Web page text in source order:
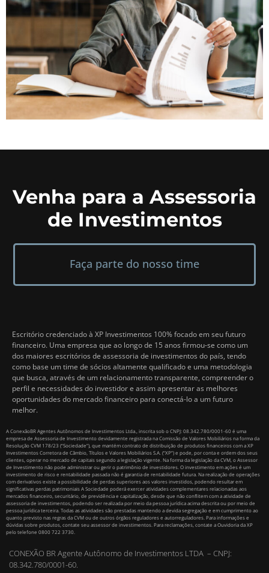
Venha para a Assessoria
de Investimentos
Faça parte do nosso time
Escritório credenciado à XP Investimentos 100% focado em seu futuro
financeiro. Uma empresa que ao longo de 15 anos firmou-se como um
dos maiores escritórios de assessoria de investimentos do país, tendo
como base um time de sócios altamente qualificado e uma metodologia
que busca, através de um relacionamento transparente, compreender o
perfil e necessidades do investidor e assim apresentar as melhores
oportunidades do mercado financeiro para conectá-lo a um futuro
melhor.
A ConexãoBR Agentes Autônomos de Investimentos Ltda., inscrita sob o CNPJ: 08.342.780/0001-60 é uma
empresa de Assessoria de Investimento devidamente registrada na Comissão de Valores Mobiliários na forma da
Resolução CVM 178/23 (“Sociedade”), que mantém contrato de distribuição de produtos financeiros com a XP
Investimentos Corretora de Câmbio, Títulos e Valores Mobiliários S.A. (“XP”) e pode, por conta e ordem dos seus
clientes, operar no mercado de capitais segundo a legislação vigente. Na forma da legislação da CVM, o Assessor
de Investimento não pode administrar ou gerir o patrimônio de investidores. O investimento em ações é um
investimento de risco e rentabilidade passada não é garantia de rentabilidade futura. Na realização de operações
com derivativos existe a possibilidade de perdas superiores aos valores investidos, podendo resultar em
significativas perdas patrimoniais A Sociedade poderá exercer atividades complementares relacionadas aos
mercados financeiro, securitário, de previdência e capitalização, desde que não conflitem com a atividade de
assessoria de investimentos, podendo ser realizada por meio da pessoa jurídica acima descrita ou por meio de
pessoa jurídica terceira. Todas as atividades são prestadas mantendo a devida segregação e em cumprimento ao
quanto previsto nas regras da CVM ou de outros órgãos reguladores e autorreguladores. Para informações e
dúvidas sobre produtos, contate seu assessor de investimentos. Para reclamações, contate a Ouvidoria da XP
pelo telefone 0800 722 3730.
CONEXÃO BR Agente Autônomo de Investimentos LTDA – CNPJ:
08.342.780/0001-60.